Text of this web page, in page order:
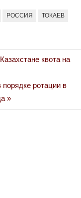
РОССИЯ ТОКАЕВ
квота на
ротации в